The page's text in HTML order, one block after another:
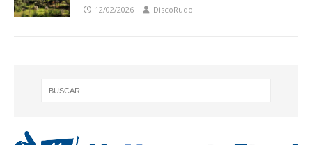
12/02/2026 DiscoRudo